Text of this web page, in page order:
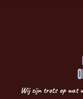
Wij zijn trots op wat